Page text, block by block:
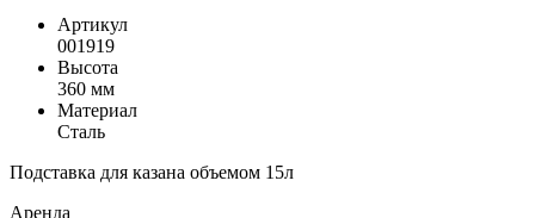
Артикул
001919
Высота
360 мм
Материал
Сталь
Подставка для казана объемом 15л
Аренда